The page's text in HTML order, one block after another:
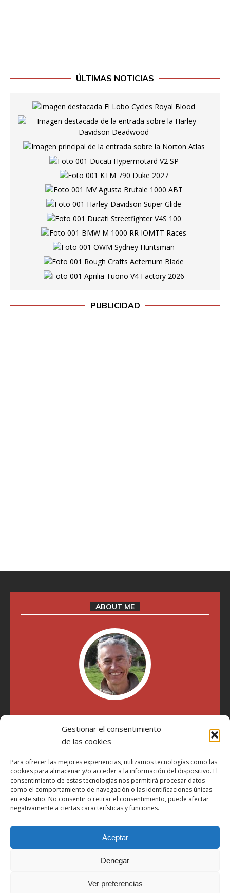
Gestionar el consentimiento
de las cookies
Para ofrecer las mejores experiencias, utilizamos tecnologías como las
cookies para almacenar y/o acceder a la información del dispositivo. El
consentimiento de estas tecnologías nos permitirá procesar datos
como el comportamiento de navegación o las identificaciones únicas
en este sitio. No consentir o retirar el consentimiento, puede afectar
negativamente a ciertas características y funciones.
Aceptar
Denegar
Ver preferencias
ÚLTIMAS NOTICIAS
PUBLICIDAD
ABOUT ME
"Soy Manel Hospido, nací en Valencia en 1969 y desde el
año 2007 he escrito sobre motos en distintos medios.
Millatrece.com es una apuesta por escribir sobre lo que me
participa"
Aviso Legal
Política de Privacidad
Más Información sobre Cookies